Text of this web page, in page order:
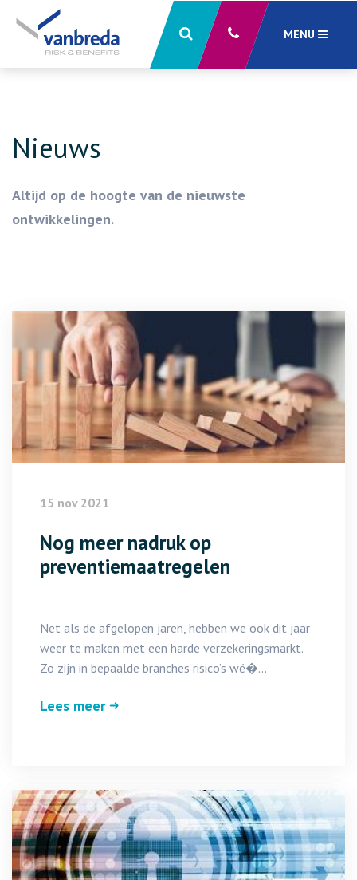
MENU
Nieuws
Altijd op de hoogte van de nieuwste
ontwikkelingen.
15 nov 2021
Nog meer nadruk op
preventiemaatregelen
Net als de afgelopen jaren, hebben we ook dit jaar
weer te maken met een harde verzekeringsmarkt.
Zo zijn in bepaalde branches risico’s wé�...
Lees meer